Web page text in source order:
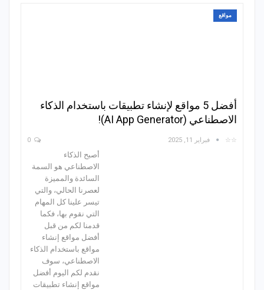
مواقع
أفضل 5 مواقع لإنشاء تطبيقات باستخدام الذكاء
الاصطناعي (AI App Generator)!
☆☆ فبراير 11, 2025
أصبح الذكاء
الاصطناعي هو السمة
السائدة والمميزة
لعصرنا الحالي، والتي
تيسر علينا كل المهام
التي نقوم بها، فكما
قدمنا لكم من قبل
أفضل مواقع إنشاء
مواقع باستخدام الذكاء
الاصطناعي، سوف
نقدم لكم اليوم أفضل
مواقع إنشاء تطبيقات